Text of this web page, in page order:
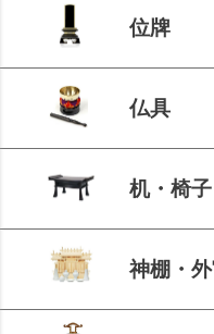
位牌
仏具
机・椅子
神棚・